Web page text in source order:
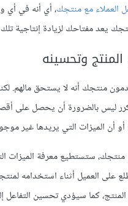
العملاء مع منتجك، أي أنه في أي
يعد مفتاحك لزيادة إنتاجية
وتحسينه
منتجك أنه لا يستحق مالهم.
ليس بالضرورة أن يحصل على
أن الميزات التي يريدها غير
ستستطيع معرفة الميزات
على العميل أثناء استخدامه
كما سيؤدي تحسين